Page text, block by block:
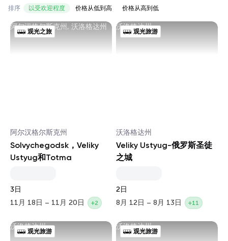
排序 以受欢迎程度 价格从低到高 价格从高到低
观光之旅
阿尔汉格尔斯克州, 沃洛格达州
阿尔汉格尔斯克州
Solvychegodsk，Veliky
Ustyug和Totma
3日
11月 18日 – 11月 20日
+2
观光旅游
沃洛格达州
沃洛格达州
Veliky Ustyug-俄罗斯圣徒
之城
2日
8月 12日 – 8月 13日
+11
观光旅游
沃洛格达州
观光旅游
沃洛格达州